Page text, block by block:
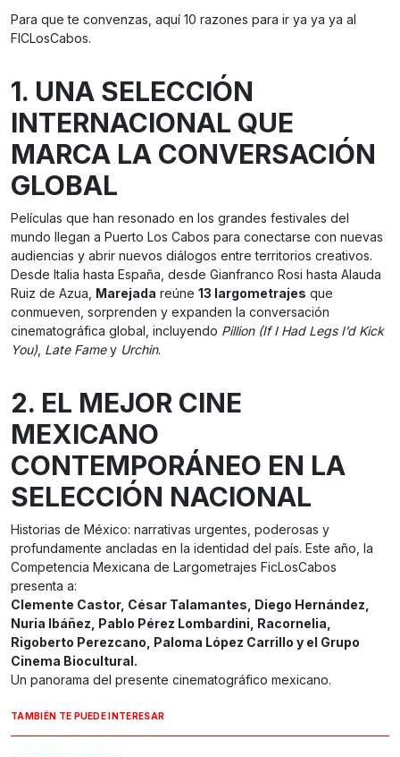
Para que te convenzas, aquí 10 razones para ir ya ya ya al
FICLosCabos.
1. UNA SELECCIÓN
INTERNACIONAL QUE
MARCA LA CONVERSACIÓN
GLOBAL
Películas que han resonado en los grandes festivales del
mundo llegan a Puerto Los Cabos para conectarse con nuevas
audiencias y abrir nuevos diálogos entre territorios creativos.
Desde Italia hasta España, desde Gianfranco Rosi hasta Alauda
Ruiz de Azua, Marejada reúne 13 largometrajes que
conmueven, sorprenden y expanden la conversación
cinematográfica global, incluyendo Pillion (If I Had Legs I’d Kick
You) Late Famey Urchin.
2. EL MEJOR CINE
MEXICANO
CONTEMPORÁNEO EN LA
SELECCIÓN NACIONAL
Historias de México: narrativas urgentes, poderosas y
profundamente ancladas en la identidad del país. Este año, la
Competencia Mexicana de Largometrajes FicLosCabos
presenta a:
Clemente Castor, César Talamantes, Diego Hernández,
Nuria Ibáñez, Pablo Pérez Lombardini, Racornelia,
Rigoberto Perezcano, Paloma López Carrillo y el Grupo
Cinema Biocultural.
Un panorama del presente cinematográfico mexicano.
TAMBIÉN TE PUEDE INTERESAR